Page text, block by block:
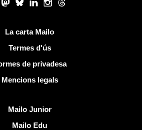
Mastodon
BlueskyLinkedInInstagram
Threads
La carta Mailo
Termes d'ús
de privadesa
Mencions legals
Mailo Junior
Mailo Edu